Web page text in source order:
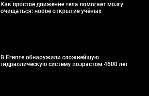
Как простое движение тела помогает мозгу
очищаться: новое открытие учёных
В Египте обнаружили сложнейшую
гидравлическую систему возрастом 4600 лет